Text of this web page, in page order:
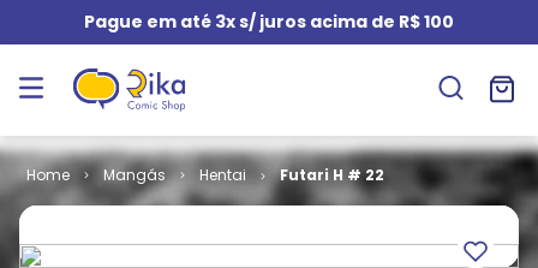
Pague em até 3x s/ juros acima de R$ 100
Mangás Hentai Futari H # 22